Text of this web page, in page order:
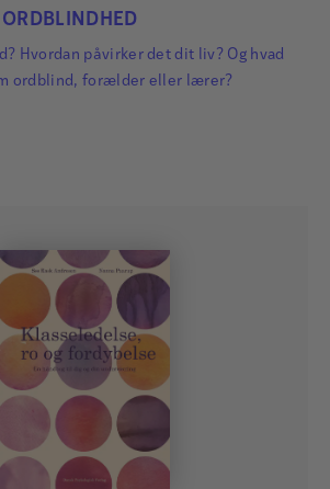
Hvordan påvirker det dit liv? Og hvad
ordblind, forælder eller lærer?